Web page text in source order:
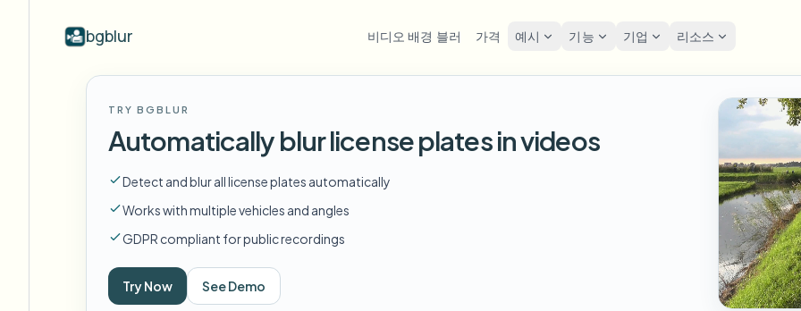
bgblur 비디오 배경 블러 가격 예시 기능 기업 리소스
Blur video with AI
Hide faces, plates, and backgrounds in
Start with a clip
번호판 블러 FAST
Auto-detect plates
Blur faces in photos
Team-grade redaction
음성 익명화 도구
AI voice masking
학교 및 교육
캠퍼스 카메라, 강의, 지역 대량 개인정보 보호
시사회, 출시 및 규정 준수
소매 및 전자상거래
매장 및 창고 영상
대량 배치, 보존 및 SLA
대량 번호판 블러
차량, 블랙박스 및 주차장 대규
대량 얼굴 블러
고처리량 파이프라인
블로그
Tips, tutorials, and product updates
자주 묻는 질문
Answers to common questions
Whitepapers
Privacy compliance research reports
Free video and image editing
Browse by workflow or use case
Explore our full product lineup
동영상 블러 예시
얼굴 블러, 번호판, 배경 블러, 선택적
모든 예시 보기
예시 라이브러리 전체 탐색
얼굴 블러
Frame-by-frame face tracking
개인정보 및 규
화면
거리
TRY BGBLUR
Automatically blur license plates in videos
Detect and blur all license plates automatically
Works with multiple vehicles and angles
GDPR compliant for public recordings
Try Now See Demo